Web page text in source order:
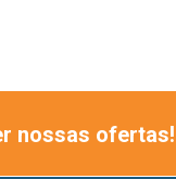
nossas ofertas!